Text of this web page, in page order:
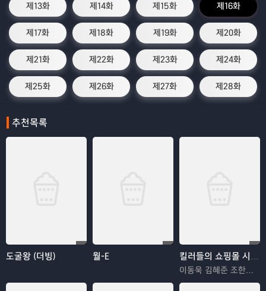
제13화 제14화 제15화 제16화
제17화 제18화 제19화 제20화
제21화 제22화 제23화 제24화
제25화 제26화 제27화 제28화
추천목록
도굴왕 (더빙) 월-E 킬러들의 쇼핑몰 시즌2
이동욱 김혜준 조한선 김해나